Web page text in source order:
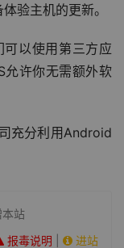
验主机的更新。
以使用第三方应
允许你无需额外软
充分利用Android
本站
报毒说明
进站